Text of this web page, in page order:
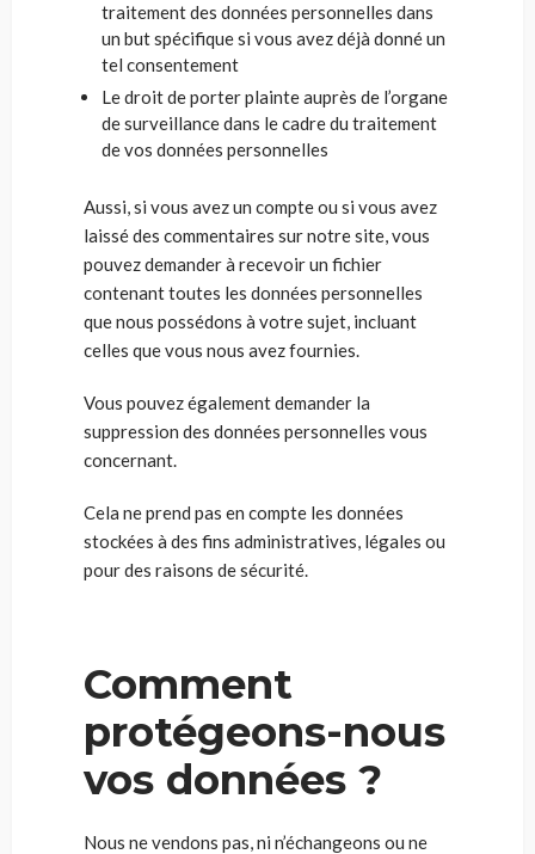
traitement des données personnelles dans
un but spécifique si vous avez déjà donné un
tel consentement
Le droit de porter plainte auprès de l’organe
de surveillance dans le cadre du traitement
de vos données personnelles
Aussi, si vous avez un compte ou si vous avez
laissé des commentaires sur notre site, vous
pouvez demander à recevoir un fichier
contenant toutes les données personnelles
que nous possédons à votre sujet, incluant
celles que vous nous avez fournies.
Vous pouvez également demander la
suppression des données personnelles vous
concernant.
Cela ne prend pas en compte les données
stockées à des fins administratives, légales ou
pour des raisons de sécurité.
Comment
protégeons-nous
vos données ?
Nous ne vendons pas, ni n’échangeons ou ne